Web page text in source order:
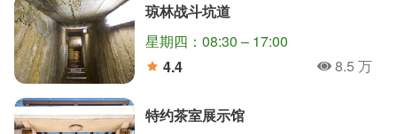
琼林战斗坑道
星期四：08:30 – 17:00
4.4
人氣8.5 万
特约茶室展示馆